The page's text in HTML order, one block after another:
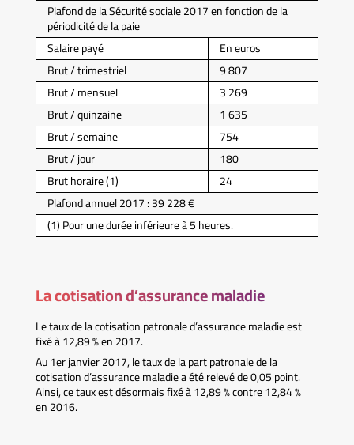
Plafond de la Sécurité sociale 2017 en fonction de la
périodicité de la paie
Salaire payé
En euros
Brut / trimestriel
9 807
Brut / mensuel
3 269
Brut / quinzaine
1 635
Brut / semaine
754
Brut / jour
180
Brut horaire (1)
24
Plafond annuel 2017 : 39 228 €
(1) Pour une durée inférieure à 5 heures.
La cotisation d’assurance maladie
Le taux de la cotisation patronale d’assurance maladie est
fixé à 12,89 % en 2017.
Au 1er janvier 2017, le taux de la part patronale de la
cotisation d’assurance maladie a été relevé de 0,05 point.
Ainsi, ce taux est désormais fixé à 12,89 % contre 12,84 %
en 2016.